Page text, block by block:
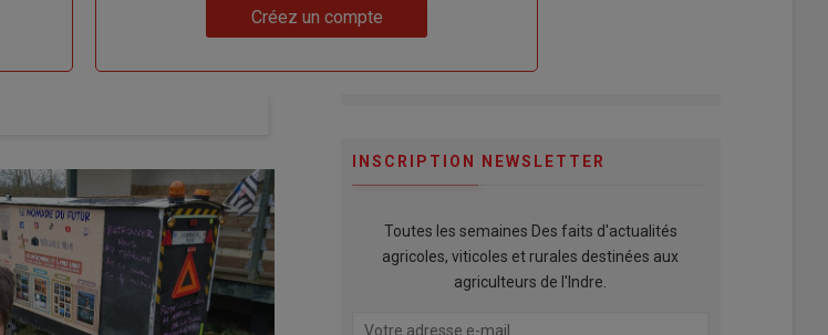
Créez un compte
INSCRIPTION NEWSLETTER
Toutes les semaines Des faits d'actualités
agricoles, viticoles et rurales destinées aux
agriculteurs de l'Indre.